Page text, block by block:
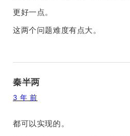
更好一点。
这两个问题难度有点大。
秦半两
3 年 前
都可以实现的。